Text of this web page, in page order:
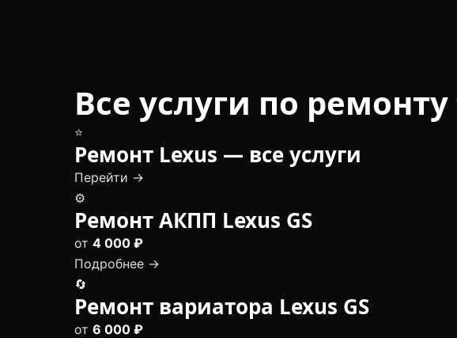
Все услуги по
⭐
Ремонт Lexus — все услуги
Перейти →
⚙️
Ремонт АКПП Lexus GS
от 4 000 ₽
Подробнее →
🔄
Ремонт вариатора Lexus GS
от 6 000 ₽